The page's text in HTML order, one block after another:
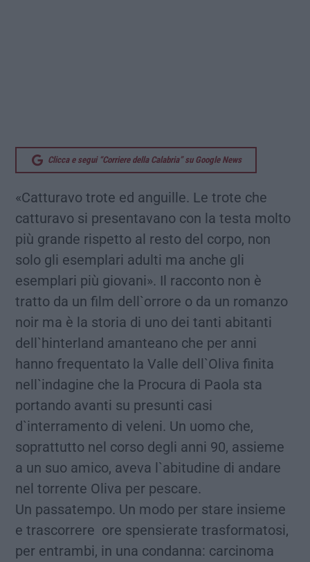
Clicca e segui “Corriere della Calabria” su Google News
«Catturavo trote ed anguille. Le trote che
catturavo si presentavano con la testa molto
più grande rispetto al resto del corpo, non
solo gli esemplari adulti ma anche gli
esemplari più giovani». Il racconto non è
tratto da un film dell`orrore o da un romanzo
noir ma è la storia di uno dei tanti abitanti
dell`hinterland amanteano che per anni
hanno frequentato la Valle dell`Oliva finita
nell`indagine che la Procura di Paola sta
portando avanti su presunti casi
d`interramento di veleni. Un uomo che,
soprattutto nel corso degli anni 90, assieme
a un suo amico, aveva l`abitudine di andare
nel torrente Oliva per pescare.
Un passatempo. Un modo per stare insieme
e trascorrere ore spensierate trasformatosi,
per entrambi, in una condanna: carcinoma